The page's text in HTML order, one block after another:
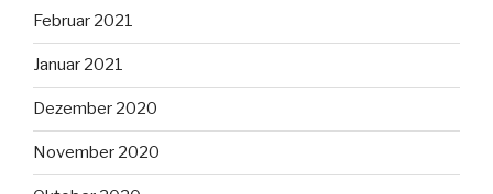
Februar 2021
Januar 2021
Dezember 2020
November 2020